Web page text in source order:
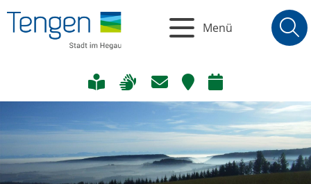
Menü